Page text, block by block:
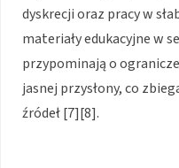
dyskrecji oraz pracy w
materiały edukacyjne w
przypominają o
jasnej przysłony, co
źródeł [7][8].